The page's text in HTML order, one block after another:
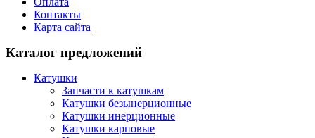
Контакты
Карта сайта
Каталог предложений
Катушки
Запчасти к катушкам
Катушки безынерционные
Катушки инерционные
Катушки карповые